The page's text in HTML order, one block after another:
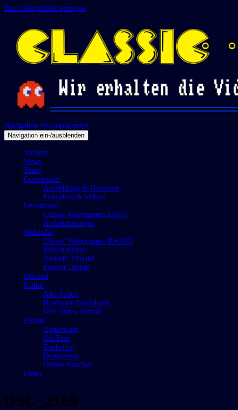
Zum Hauptinhalt springen
Navigation ein-/ausblenden
Navigation ein-/ausblenden
Vorwort
News
Team
Convention
Anmeldung & Hinweise
Fotoalben & Videos
Livestream
Classic Videogames LIVE!
Aufzeichnungen
Webradio
Classic Videogames RADIO
Informationen
Aktuelle Playlist
Playlist Update
Discord
Kultur
Alte Zeiten
Hardware Datenbank
DIY Video Pinball
Events
Gamescom
On Tour
Zockertag
Demoscene
Online Matches
Links
DSC_2169